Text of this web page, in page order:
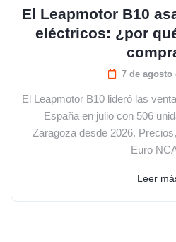
El Leapmotor B10
eléctricos: ¿por
7 de agosto
El Leapmotor B10 lideró las
España en julio con 506
Zaragoza desde 2026.
Euro
Leer